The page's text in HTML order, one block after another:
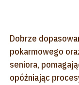
Dobrze
pokarmowego
seniora,
opóźniając